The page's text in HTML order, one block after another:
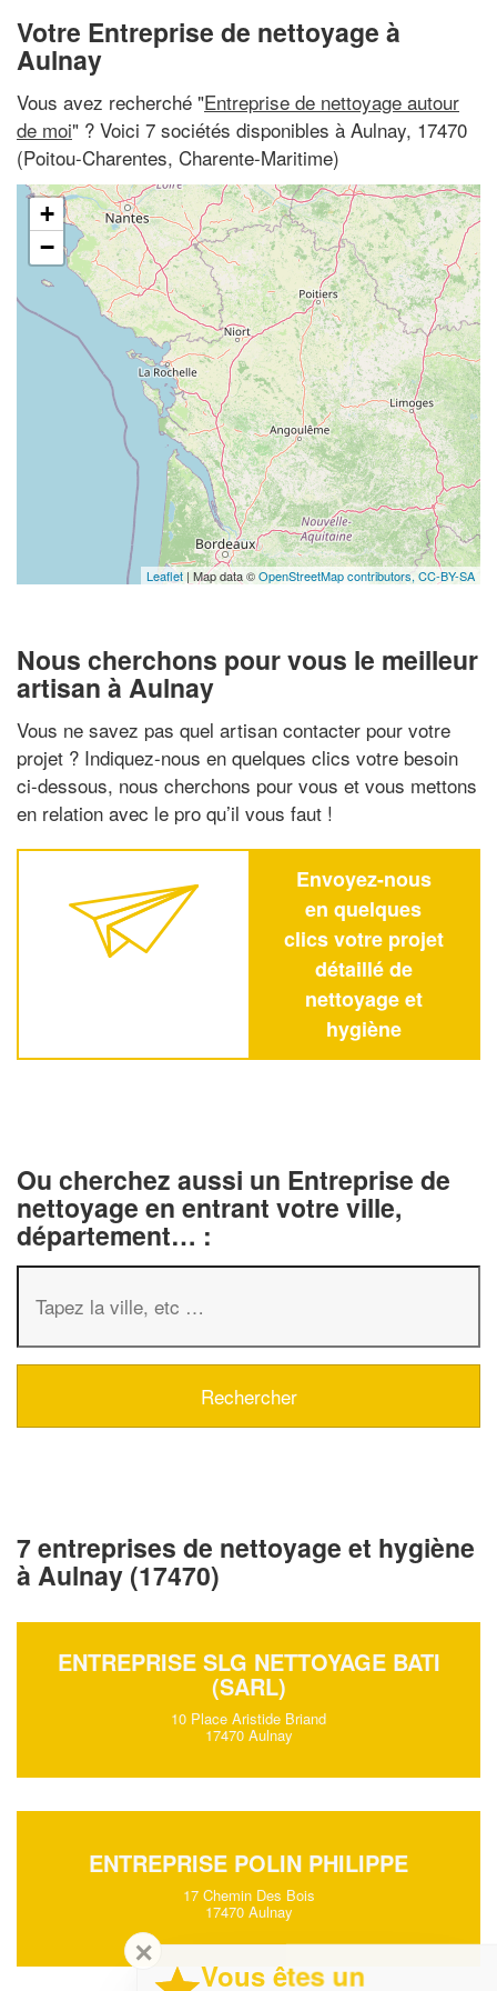
Votre Entreprise de nettoyage à
Aulnay
Vous avez recherché "Entreprise de nettoyage autour
de moi" ? Voici 7 sociétés disponibles à Aulnay, 17470
(Poitou-Charentes, Charente-Maritime)
+
−
Leaflet | Map data ©OpenStreetMap contributors, CC-BY-SA
Nous cherchons pour vous le meilleur
artisan à Aulnay
Vous ne savez pas quel artisan contacter pour votre
projet ? Indiquez-nous en quelques clics votre besoin
ci-dessous, nous cherchons pour vous et vous mettons
en relation avec le pro qu’il vous faut !
Envoyez-nous
en quelques
clics votre projet
détaillé de
nettoyage et
hygiène
Ou cherchez aussi un Entreprise de
nettoyage en entrant votre ville,
département… :
7 entreprises de nettoyage et hygiène
à Aulnay (17470)
ENTREPRISE SLG NETTOYAGE BATI
(SARL)
10 Place Aristide Briand
17470 Aulnay
ENTREPRISE POLIN PHILIPPE
17 Chemin Des Bois
17470 Aulnay
✕
Vous êtes un